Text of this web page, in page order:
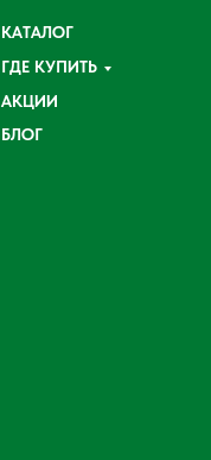
КАТАЛОГ
ГДЕ КУПИТЬ
АКЦИИ
БЛОГ